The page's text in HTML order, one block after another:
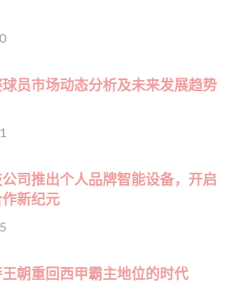
员市场动态分析及未来发展趋势
司推出个人品牌智能设备，开启
新纪元
朝重回西甲霸主地位的时代